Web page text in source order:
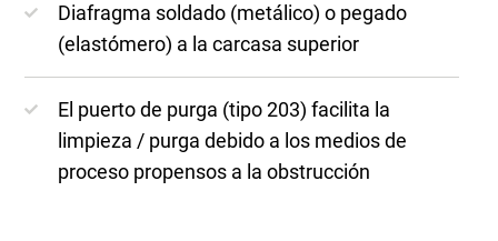
Diafragma soldado (metálico) o pegado
(elastómero) a la carcasa superior
El puerto de purga (tipo 203) facilita la
limpieza / purga debido a los medios de
proceso propensos a la obstrucción